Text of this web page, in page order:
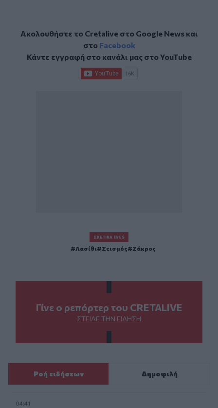
Ακολουθήστε το Cretalive στο Google Newsκαι
στο Facebook
Κάντε εγγραφή στο κανάλι μας στοYouTube
ΣΧΕΤΙΚΆ TAGS
Λασίθι Σεισμός Ζάκρος
Γίνε ο ρεπόρτερ του CRETALIVE
ΣΤΕΊΛΕ ΤΗΝ ΕΊΔΗΣΗ
Ροή ειδήσεων Δημοφιλή
04:41